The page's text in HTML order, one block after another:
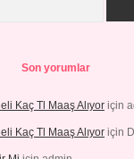
Son yorumlar
Kaç Tl Maaş Alıyor için
Kaç Tl Maaş Alıyor için